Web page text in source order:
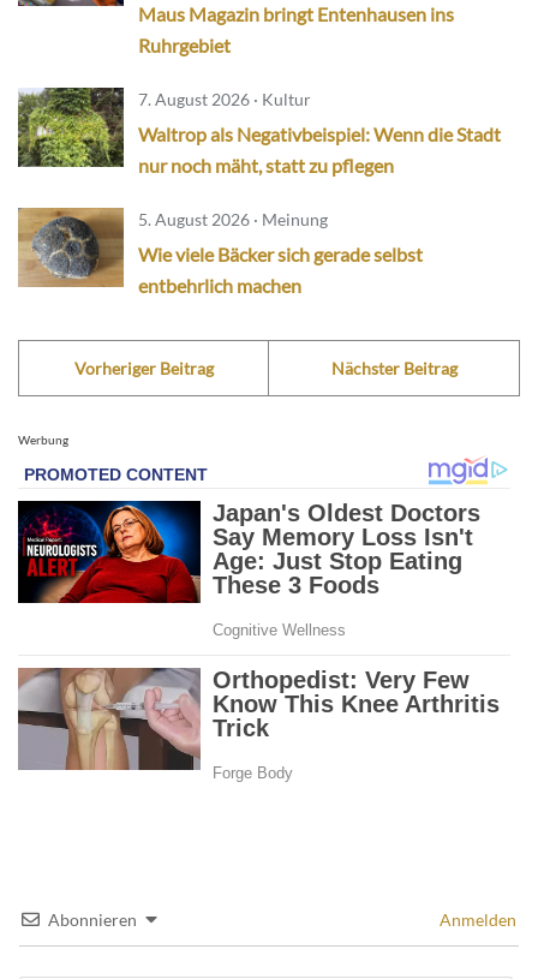
Maus Magazin bringt Entenhausen ins
Ruhrgebiet
7. August 2026 · Kultur
Waltrop als Negativbeispiel: Wenn die Stadt
nur noch mäht, statt zu pflegen
5. August 2026 · Meinung
Wie viele Bäcker sich gerade selbst
entbehrlich machen
Vorheriger Beitrag Nächster Beitrag
Werbung
Abonnieren Anmelden